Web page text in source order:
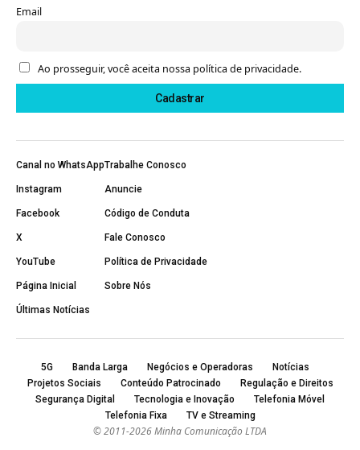
Email
Ao prosseguir, você aceita nossa política de privacidade.
Canal no WhatsApp
Instagram
Facebook
X
YouTube
Página Inicial
Últimas Notícias
Trabalhe Conosco
Anuncie
Código de Conduta
Fale Conosco
Política de Privacidade
Sobre Nós
5G Banda Larga Negócios e Operadoras
Notícias
Projetos Sociais
Conteúdo Patrocinado
Regulação e Direitos
Segurança Digital
Tecnologia e Inovação
Telefonia Móvel
Telefonia Fixa
TV e Streaming
© 2011-2026 Minha Comunicação LTDA